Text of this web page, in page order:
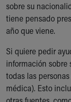
sobre su
tiene pensado
año que viene.
Si quiere pedir
información sobre
todas las
médica). Esto